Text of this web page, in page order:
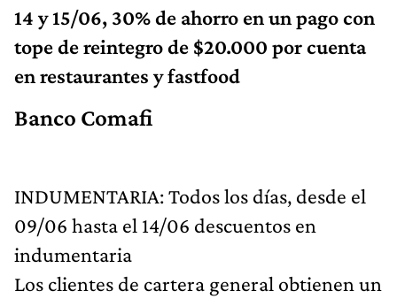
14 y 15/06, 30% de ahorro en un pago con
tope de reintegro de $20.000 por cuenta
en restaurantes y fastfood
Banco Comafi
INDUMENTARIA: Todos los días, desde el
09/06 hasta el 14/06 descuentos en
indumentaria
Los clientes de cartera general obtienen un